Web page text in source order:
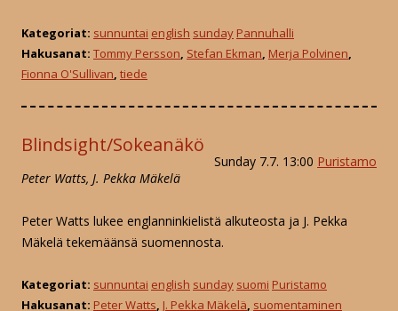
Kategoriat: sunnuntai english sunday Pannuhalli
Hakusanat: Tommy Persson, Stefan Ekman, Merja Polvinen,
Fionna O'Sullivan, tiede
Blindsight/Sokeanäkö
Sunday 7.7. 13:00 Puristamo
Peter Watts, J. Pekka Mäkelä
Peter Watts lukee englanninkielistä alkuteosta ja J. Pekka
Mäkelä tekemäänsä suomennosta.
Kategoriat: sunnuntai english sunday suomi Puristamo
Hakusanat: Peter Watts, J. Pekka Mäkelä, suomentaminen